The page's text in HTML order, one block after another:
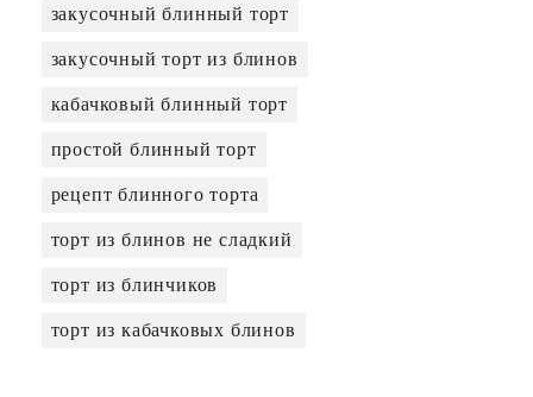
закусочный блинный торт
закусочный торт из блинов
кабачковый блинный торт
простой блинный торт
рецепт блинного торта
торт из блинов не сладкий
торт из блинчиков
торт из кабачковых блинов